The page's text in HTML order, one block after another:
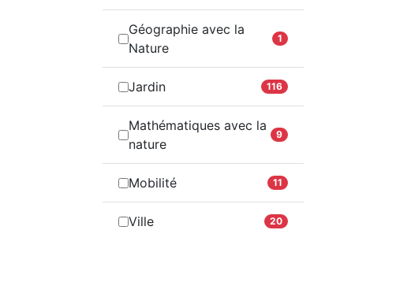
Géographie avec la
Nature
1
Jardin 116
Mathématiques avec la
nature
9
Mobilité 11
Ville 20